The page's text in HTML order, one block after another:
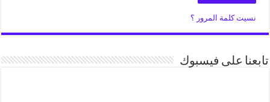
نسيت كلمة المرور ؟
تابعنا على فيسبوك